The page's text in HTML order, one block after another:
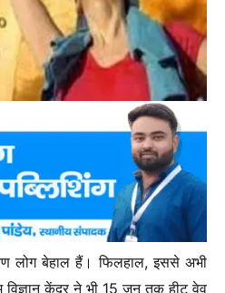
लोग बेहाल हैं। फिलहाल, इससे अभी
विज्ञान केंद्र ने भी 15 जून तक हीट वेव